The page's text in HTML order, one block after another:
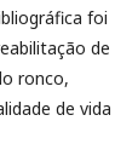
foi
de
ronco,
de vida